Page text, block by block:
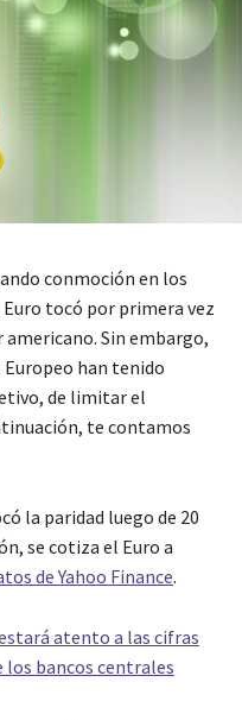
conmoción en los
tocó por primera vez
americano. Sin embargo,
han tenido
de limitar el
te contamos
la paridad luego de 20
se cotiza el Euro a
de Yahoo Finance.
atento a las cifras
los bancos centrales